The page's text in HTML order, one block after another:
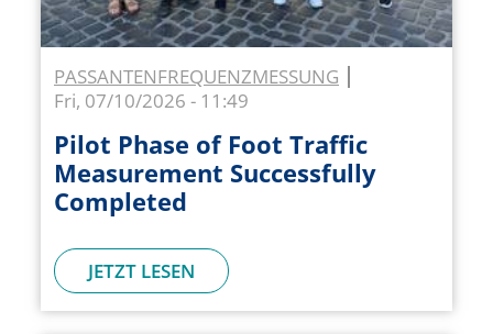
PASSANTENFREQUENZMESSUNG
Fri, 07/10/2026 - 11:49
Pilot Phase of Foot Traffic
Measurement Successfully
Completed
JETZT LESEN